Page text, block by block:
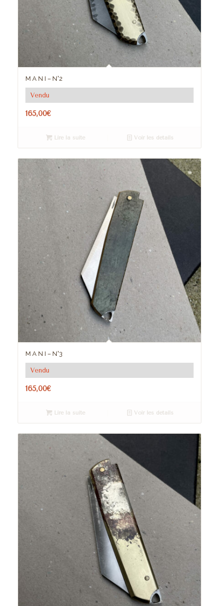
M A N I – N°2
Vendu
165,00€
Lire la suite Voir les détails
M A N I – N°3
Vendu
165,00€
Lire la suite Voir les détails